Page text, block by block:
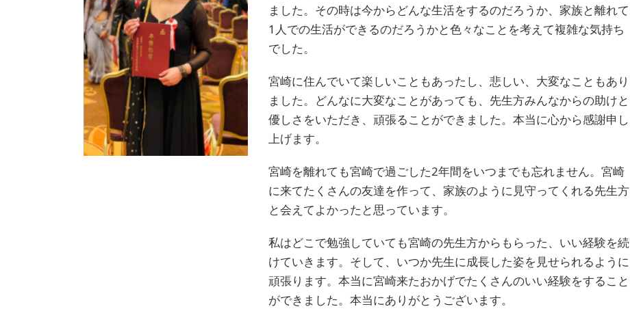
ました。その時は今からどんな生活をするのだろうか、家族と離れて
1人での生活ができるのだろうかと色々なことを考えて複雑な気持ち
でした。
宮崎に住んでいて楽しいこともあったし、悲しい、大変なこともあり
ました。どんなに大変なことがあっても、先生方みんなからの助けと
優しさをいただき、頑張ることができました。本当に心から感謝申し
上げます。
宮崎を離れても宮崎で過ごした2年間をいつまでも忘れません。宮崎
に来てたくさんの友達を作って、家族のように見守ってくれる先生方
と会えてよかったと思っています。
私はどこで勉強していても宮崎の先生方からもらった、いい経験を続
けていきます。そして、いつか先生に成長した姿を見せられるように
頑張ります。本当に宮崎来たおかげでたくさんのいい経験をすること
ができました。本当にありがとうございます。